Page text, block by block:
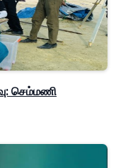
செம்மணி